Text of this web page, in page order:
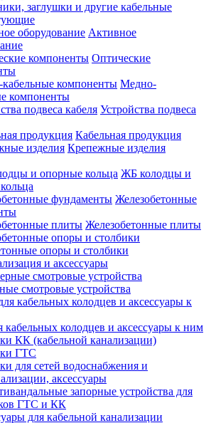
заглушки и другие кабельные
Активное
Оптические
Медно-
компоненты
Устройства подвеса
Кабельная продукция
Крепежные изделия
ЖБ колодцы и
Железобетонные
Железобетонные плиты
опоры и столбики
и аксессуары
смотровые устройства
колодцев и аксессуары к ним
КК (кабельной канализации)
ГТС
для сетей водоснабжения и
аксессуары
запорные устройства для
ГТС и КК